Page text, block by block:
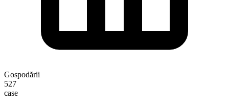
Gospodării
527
case